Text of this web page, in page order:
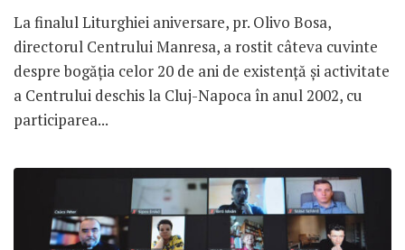
La finalul Liturghiei aniversare, pr. Olivo Bosa,
directorul Centrului Manresa, a rostit câteva cuvinte
despre bogăția celor 20 de ani de existență și activitate
a Centrului deschis la Cluj-Napoca în anul 2002, cu
participarea...